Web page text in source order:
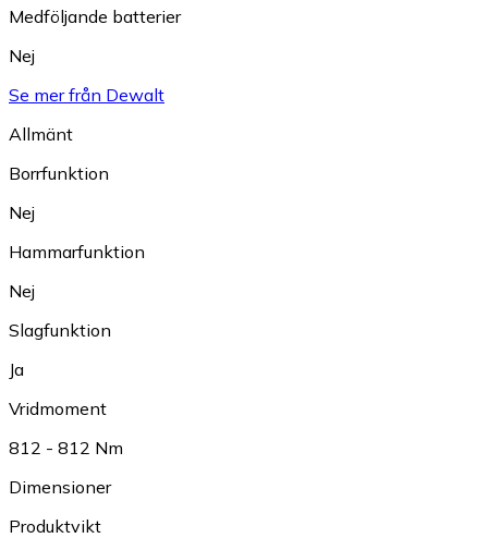
Medföljande batterier
Nej
Se mer från Dewalt
Allmänt
Borrfunktion
Nej
Hammarfunktion
Nej
Slagfunktion
Ja
Vridmoment
812 - 812 Nm
Dimensioner
Produktvikt